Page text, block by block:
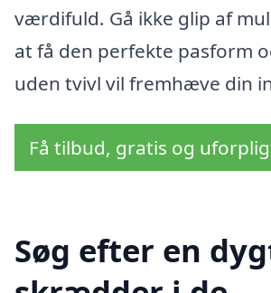
værdifuld. Gå ikke glip af
at få den perfekte pasform
uden tvivl vil fremhæve din
Få tilbud, gratis og
Søg efter en